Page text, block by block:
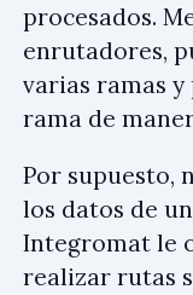
procesados.
enrutadores,
varias ramas
rama de
Por supuesto,
los datos de
Integromat le
realizar rutas